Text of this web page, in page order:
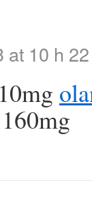
at 10 h